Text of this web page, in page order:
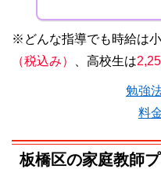
※どんな指導でも時給は
（税込み）
、高校生は
勉強
料
板橋区の家庭教師